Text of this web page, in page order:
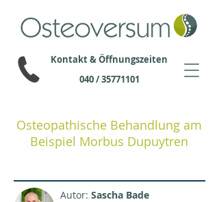
040 / 35771101
Kontakt & Öffnungszeiten
Osteopathische Behandlung am
Beispiel Morbus Dupuytren
Autor: Sascha Bade